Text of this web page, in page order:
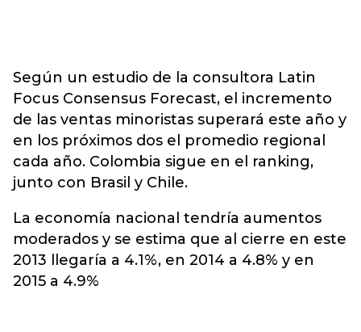
Según un estudio de la consultora Latin
Focus Consensus Forecast, el incremento
de las ventas minoristas superará este año y
en los próximos dos el promedio regional
cada año. Colombia sigue en el ranking,
junto con Brasil y Chile.
La economía nacional tendría aumentos
moderados y se estima que al cierre en este
2013 llegaría a 4.1%, en 2014 a 4.8% y en
2015 a 4.9%